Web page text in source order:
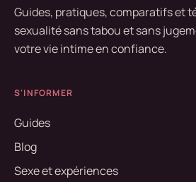
Guides, pratiques, comparatifs et
sexualité sans tabou et sans
votre vie intime en confiance.
S'INFORMER
Guides
Blog
Sexe et expériences